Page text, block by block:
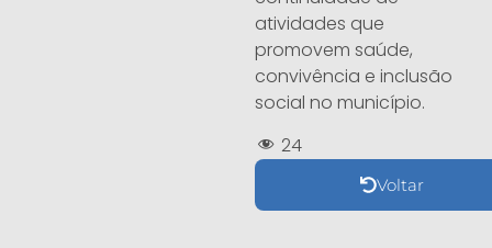
atividades que
promovem saúde,
convivência e inclusão
social no município.
24
Voltar